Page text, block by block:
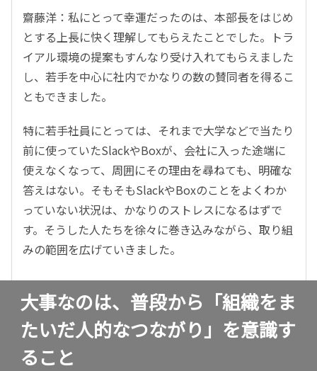
齋藤洋：私にとって幸運だったのは、本部長をはじめ
とする上長に快く理解してもらえたことでした。トラ
イアル環境の提案もすんなり受け入れてもらえました
し、若手を中心に社内でかなりの数の賛同者を得るこ
ともできました。
特に若手社員にとっては、それまで大学などで当たり
前に使っていたSlackやBoxが、会社に入った途端に
使えなくなって、周囲にその理由を尋ねても、明確な
答えはない。そもそもSlackやBoxのことをよくわか
っていない状況は、かなりのストレスになるはずで
す。そうした人たちを徐々に巻き込みながら、取り組
みの範囲を広げていきました。
大事なのは、普段から「組織をま
たいだ人的なつながり」を意識す
ること